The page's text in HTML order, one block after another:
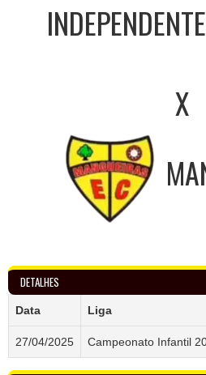
INDEPENDENTE
X
DETALHES
Data Liga
27/04/2025 Campeonato Infantil